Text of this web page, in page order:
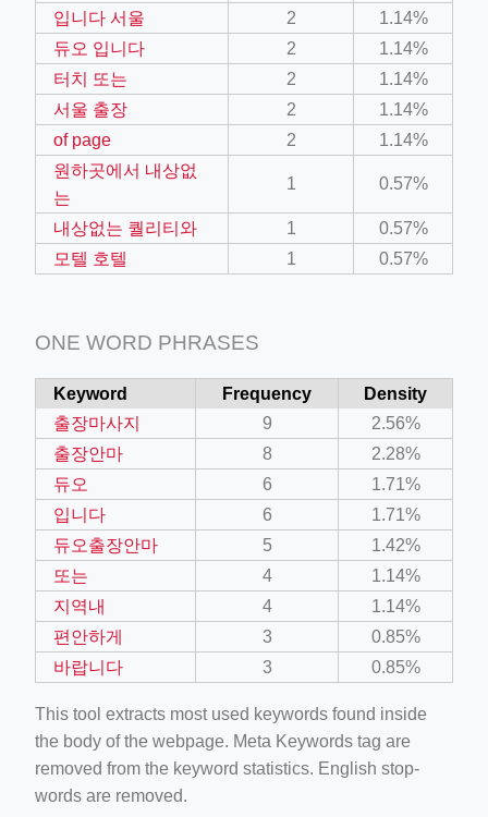
입니다 서울
2
1.14%
듀오 입니다
2
1.14%
터치 또는
2
1.14%
서울 출장
2
1.14%
of page
2
1.14%
원하곳에서 내상없
는
1 0.57%
내상없는 퀄리티와 1
0.57%
모텔 호텔
1 0.57%
ONE WORD PHRASES
Keyword Frequency
Density
출장마사지
9
2.56%
출장안마
8
2.28%
듀오
6
1.71%
입니다
6
1.71%
듀오출장안마
5
1.42%
또는
4
1.14%
지역내
4
1.14%
편안하게
3
0.85%
바랍니다
3 0.85%
This tool extracts most used keywords found inside
the body of the webpage. Meta Keywords tag are
removed from the keyword statistics. English stop-
words are removed.